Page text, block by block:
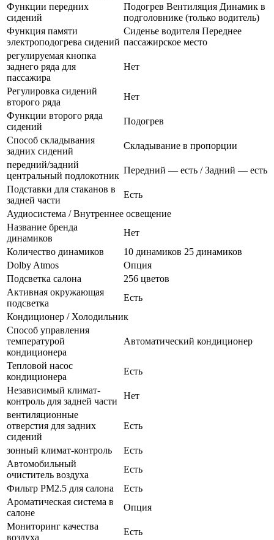
Функции передних
сидений
Подогрев Вентиляция Динамик в
подголовнике (только водитель)
Функция памяти
электроподогрева сидений
Сиденье водителя Переднее
пассажирское место
регулируемая кнопка
заднего ряда для
пассажира
Нет
Регулировка сидений
второго ряда
Нет
Функции второго ряда
сидений
Подогрев
Способ складывания
задних сидений
Складывание в пропорции
передний/задний
центральный подлокотник
Передний — есть / Задний — есть
Подставки для стаканов в
задней части
Есть
Аудиосистема / Внутреннее освещение
Название бренда
динамиков
Нет
Количество динамиков
10 динамиков 25 динамиков
Dolby Atmos
Опция
Подсветка салона
256 цветов
Активная окружающая
подсветка
Есть
Кондиционер / Холодильник
Способ управления
температурой
кондиционера
Автоматический кондиционер
Тепловой насос
кондиционера
Есть
Независимый климат-
контроль для задней части
Нет
вентиляционные
отверстия для задних
сидений
Есть
зонный климат-контроль
Есть
Автомобильный
очиститель воздуха
Есть
Фильтр PM2.5 для салона
Есть
Ароматическая система в
салоне
Опция
Мониторинг качества
воздуха
Есть